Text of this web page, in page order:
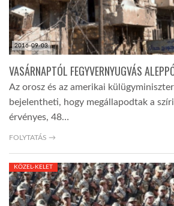
2016-09-03
VASÁRNAPTÓL FEGYVERNYUGVÁS
Az orosz és az amerikai
bejelentheti, hogy megállapodtak a
érvényes, 48…
FOLYTATÁS →
KÖZEL-KELET